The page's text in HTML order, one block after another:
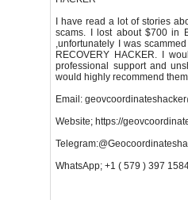
I have read a lot of stories
scams. I lost about $700 in
,unfortunately I was
RECOVERY HACKER. I
professional support and
would highly recommend
Email:
Website; https://
WhatsApp; +1 ( 579 ) 397